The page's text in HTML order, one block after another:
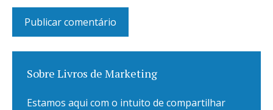
Sobre Livros de Marketing
Estamos aqui com o intuito de compartilhar